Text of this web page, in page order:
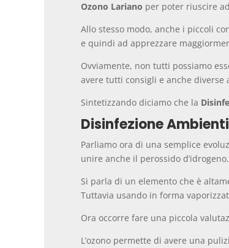
Ozono Lariano per poter riuscire
Allo stesso modo, anche i piccoli
e quindi ad apprezzare
Ovviamente, non tutti possiamo
avere tutti consigli e anche
Sintetizzando diciamo che la
Disinfezione
Parliamo ora di una semplice
unire anche il perossido
Si parla di un elemento che è
Tuttavia usando in forma
Ora occorre fare una piccola
L’ozono permette di avere una